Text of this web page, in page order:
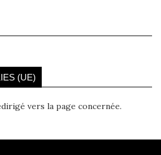
(UE)
vers la page concernée.